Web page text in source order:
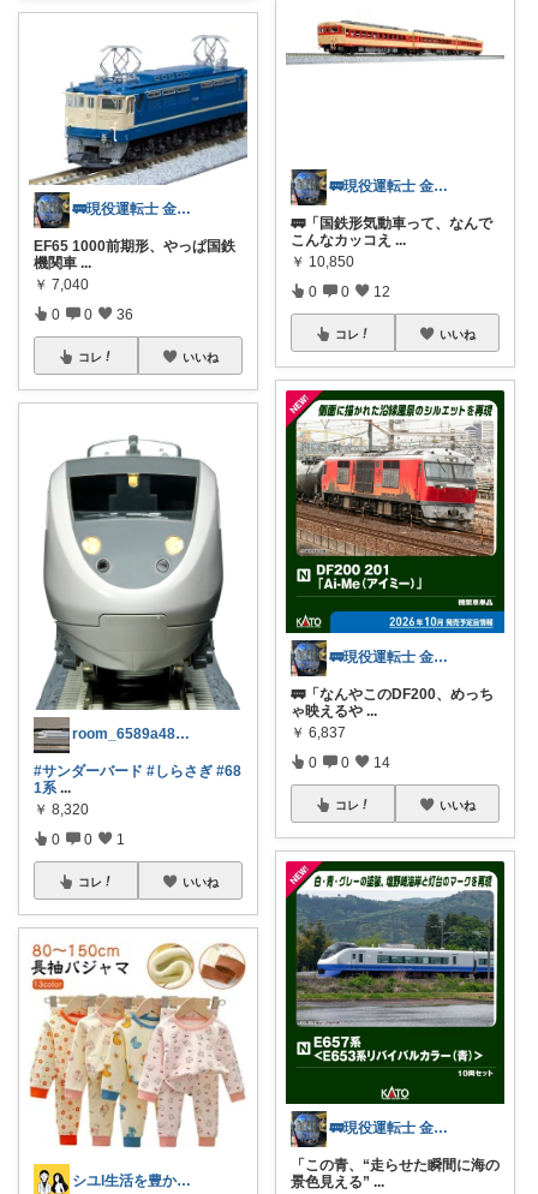
🚃現役運転士 金魚🐠
EF65 1000前期形、やっぱ国鉄
機関車 ...
￥ 7,040
0 0 36
コレ いいね
room_6589a48909
#サンダーバード #しらさぎ #68
1系 ...
￥ 8,320
0 0 1
コレ いいね
シユl生活を豊かにするモノを紹介🌿
🚃現役運転士 金魚🐠
🚃「国鉄形気動車って、なんで
こんなカッコえ ...
￥ 10,850
0 0 12
コレ いいね
🚃現役運転士 金魚🐠
🚃「なんやこのDF200、めっち
ゃ映えるや ...
￥ 6,837
0 0 14
コレ いいね
🚃現役運転士 金魚🐠
「この青、“走らせた瞬間に海の
景色見える” ...